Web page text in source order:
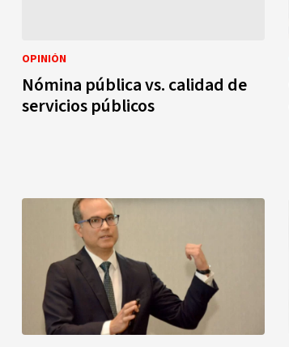
OPINIÓN
Nómina pública vs. calidad de
servicios públicos